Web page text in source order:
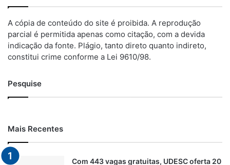
A cópia de conteúdo do site é proibida. A reprodução
parcial é permitida apenas como citação, com a devida
indicação da fonte. Plágio, tanto direto quanto indireto,
constitui crime conforme a Lei 9610/98.
Pesquise
Mais Recentes
Com 443 vagas gratuitas, UDESC oferta 20